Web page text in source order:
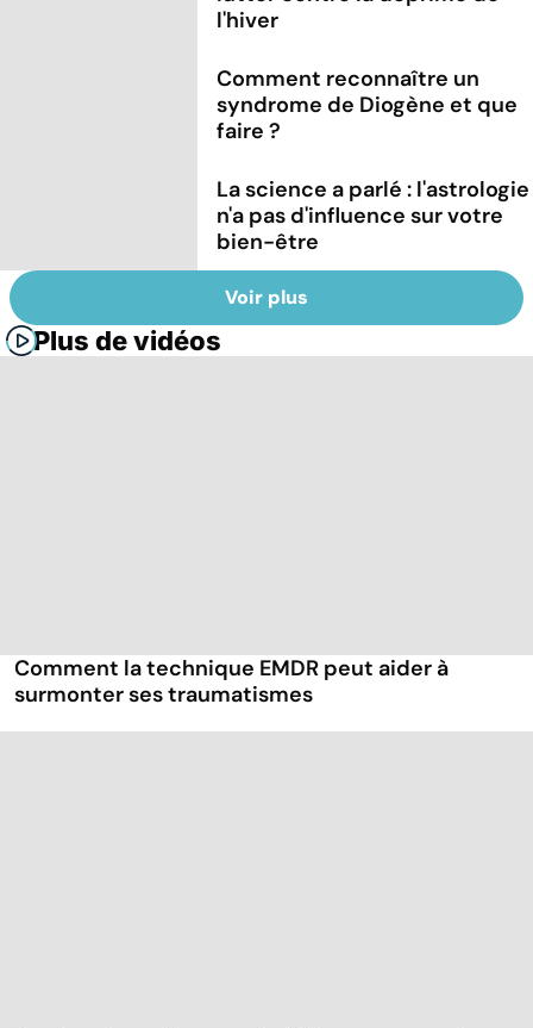
l'hiver
Comment reconnaître un
syndrome de Diogène et que
faire ?
La science a parlé : l'astrologie
n'a pas d'influence sur votre
bien-être
Voir plus
Plus de vidéos
Comment la technique EMDR peut aider à
surmonter ses traumatismes